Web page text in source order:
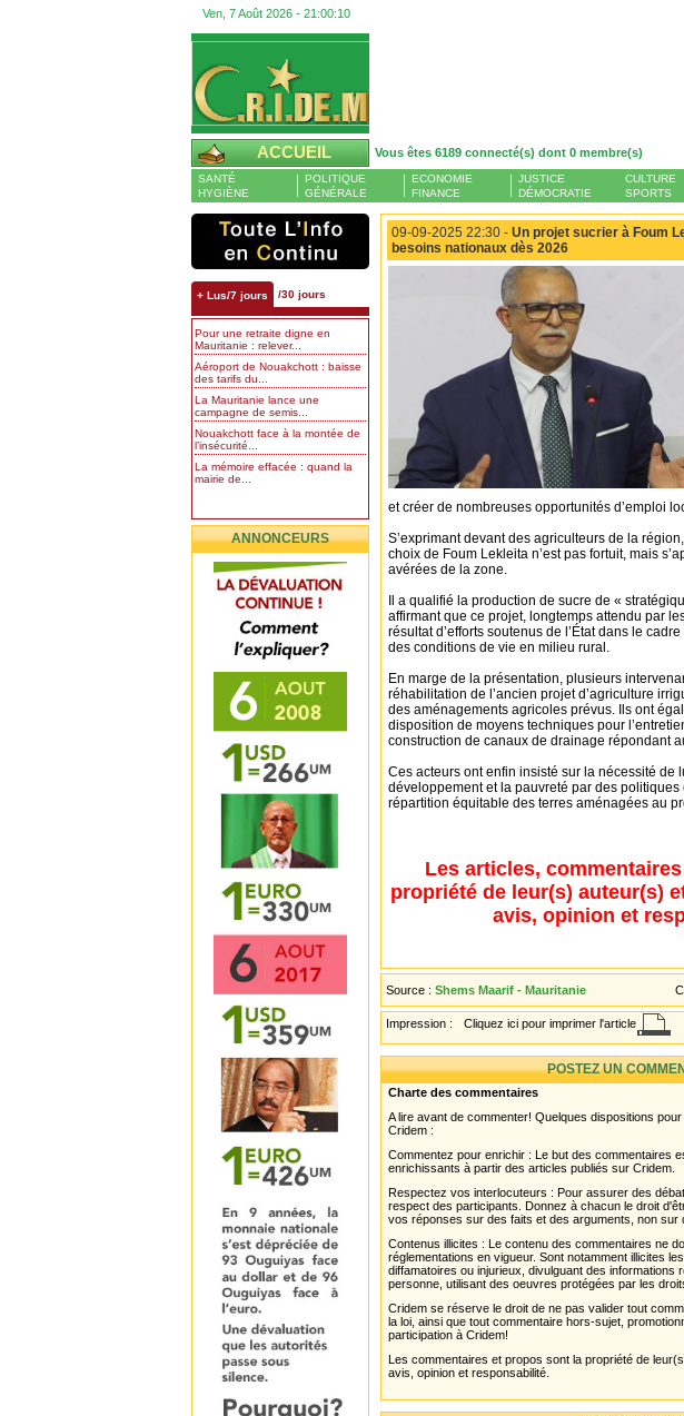
Ven, 7 Août 2026 - 21:00:11
ACCUEIL Vous êtes 6189 connecté(s) dont 0 membre(s)
SANTÉ
HYGIÈNE
POLITIQUE
GÉNÉRALE
ECONOMIE
FINANCE
JUSTICE
DÉMOCRATIE
CULTURE
SPORTS
+ Lus/7 jours /30 jours
Pour une retraite digne en
Mauritanie : relever...
Aéroport de Nouakchott : baisse
des tarifs du...
La Mauritanie lance une
campagne de semis...
Nouakchott face à la montée de
l’insécurité...
La mémoire effacée : quand la
mairie de...
ANNONCEURS
09-09-2025 22:30 - Un projet sucrier à Foum
besoins nationaux dès 2026
et créer de nombreuses opportunités d’emploi
S’exprimant devant des agriculteurs de la
choix de Foum Lekleita n’est pas fortuit, mais
avérées de la zone.
Il a qualifié la production de sucre de «
affirmant que ce projet, longtemps attendu par
résultat d’efforts soutenus de l’État dans le
des conditions de vie en milieu rural.
En marge de la présentation, plusieurs
réhabilitation de l’ancien projet d’agriculture
des aménagements agricoles prévus. Ils ont
disposition de moyens techniques pour
construction de canaux de drainage répondant
Ces acteurs ont enfin insisté sur la nécessité de
développement et la pauvreté par des
répartition équitable des terres aménagées au
Les articles,
propriété de leur(s) auteur(s)
avis, opinion et
Source : Shems Maarif - Mauritanie
Impression : Cliquez ici pour imprimer l'article
POSTEZ UN
Charte des commentaires
A lire avant de commenter! Quelques dispositions
Cridem :
Commentez pour enrichir : Le but des commentaires
enrichissants à partir des articles publiés sur Cridem.
Respectez vos interlocuteurs : Pour assurer des
respect des participants. Donnez à chacun le droit
vos réponses sur des faits et des arguments, non sur
Contenus illicites : Le contenu des commentaires ne
réglementations en vigueur. Sont notamment illicites
diffamatoires ou injurieux, divulguant des informations
personne, utilisant des oeuvres protégées par les
Cridem se réserve le droit de ne pas valider tout
la loi, ainsi que tout commentaire hors-sujet,
participation à Cridem!
Les commentaires et propos sont la propriété de
avis, opinion et responsabilité.